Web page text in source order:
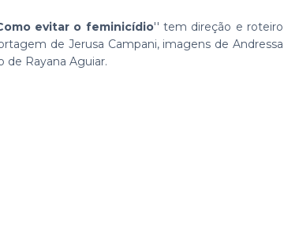
evitar o feminicídio'' tem direção e roteiro
de Jerusa Campani, imagens de Andressa
de Rayana Aguiar.